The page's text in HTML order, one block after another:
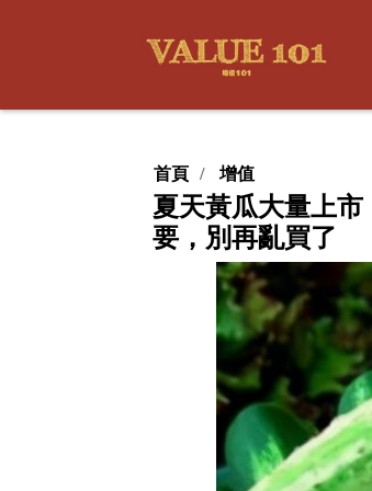
首頁 增值
夏天黃瓜大量上
要，別再亂買了